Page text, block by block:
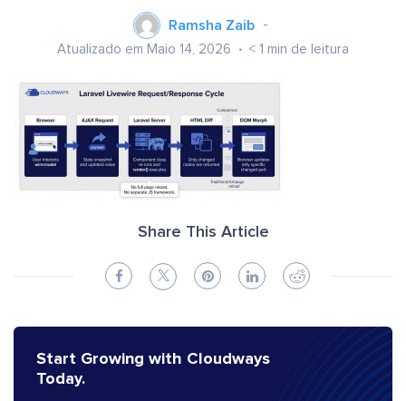
Ramsha Zaib
Atualizado em Maio 14, 2026 < 1 min de leitura
Share This Article
Start Growing with Cloudways
Today.